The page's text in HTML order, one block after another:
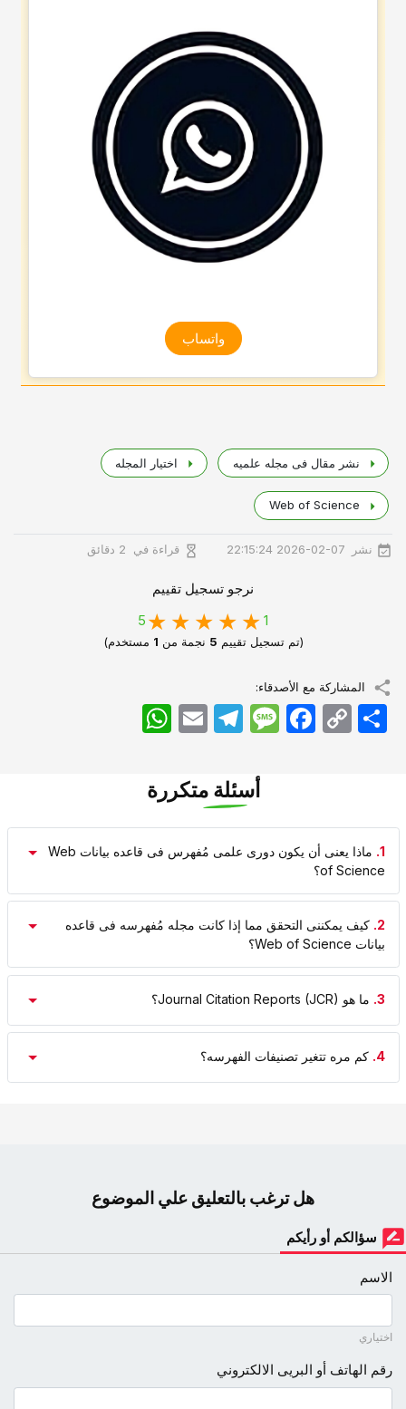
واتساب
نشر مقال فی مجله علمیه اختیار المجله
نشر 2026-02-07 22:15:24 قراءة في 2 دقائق
نرجو تسجيل تقييم
1
5
(تم تسجيل تقييم 5 نجمة من 1 مستخدم)
المشاركة مع الأصدقاء:
WhatsApp Email
TelegramMessageFacebook Copy
Link
اشتراک
أسئلة متكررة
1.
ماذا یعنی أن یکون دوری علمی مُفهرس فی قاعده بیانات Web
of Science؟
2. کیف یمکننی التحقق مما إذا کانت مجله مُفهرسه فی قاعده
بیانات Web of Science؟
3. ما هو Journal Citation Reports (JCR)؟
4. کم مره تتغیر تصنیفات الفهرسه؟
هل ترغب بالتعليق علي الموضوع
سؤالكم أو رأيكم
الاسم
اختياري
رقم الهاتف أو البريى الالكتروني